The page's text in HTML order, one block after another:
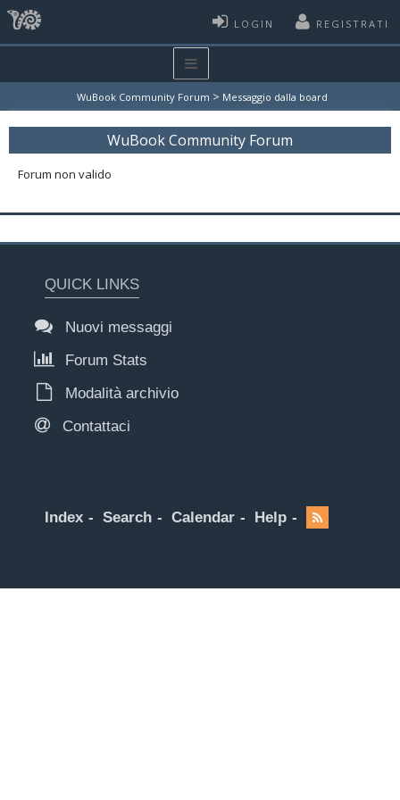
LOGIN REGISTRATI
WuBook Community Forum > Messaggio dalla board
WuBook Community Forum
Forum non valido
QUICK LINKS
Nuovi messaggi
Forum Stats
Modalità archivio
Contattaci
Index Search Calendar Help